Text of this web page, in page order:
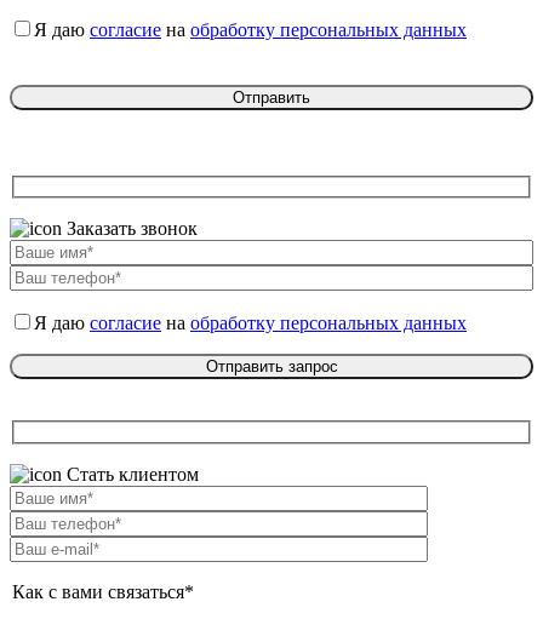
Я даю согласие на обработку персональных данных
Заказать звонок
Я даю согласие на обработку персональных данных
Стать клиентом
Как с вами связаться*